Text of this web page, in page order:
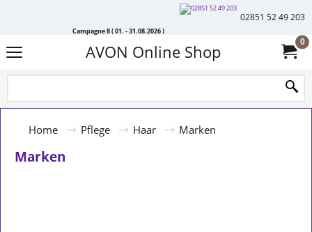
Campagne 8 ( 01. - 31.08.2026 )
02851 52 49 203
AVON Online Shop 0
Home Pflege Haar Marken
Marken